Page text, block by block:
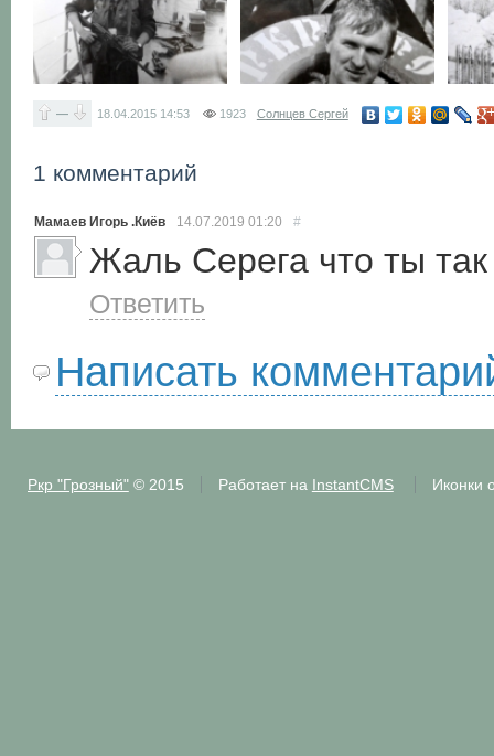
— 18.04.2015 14:53 1923 Солнцев Сергей
1 комментарий
Мамаев Игорь .Киёв 14.07.2019 01:20 #
Жаль Серега что ты
Ответить
Написать
Ркр "Грозный"© 2015 Работает на InstantCMS Иконки